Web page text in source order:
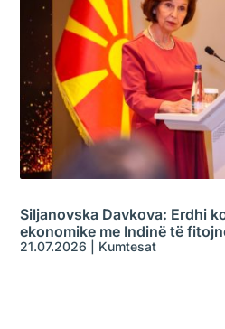
Siljanovska Davkova: Erdhi
ekonomike me Indinë të
21.07.2026 Kumtesat